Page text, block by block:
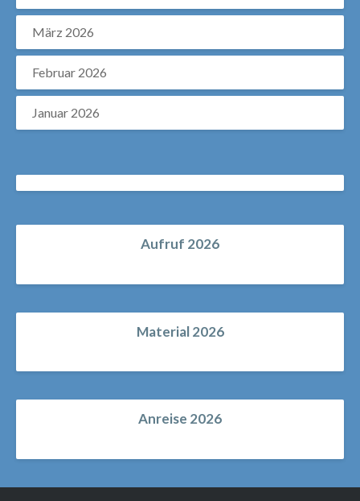
März 2026
Februar 2026
Januar 2026
Aufruf 2026
Material 2026
Anreise 2026